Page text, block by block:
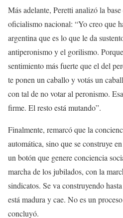
Más adelante, Peretti analizó la
oficialismo nacional: “Yo creo que
argentina que es lo que le da
antiperonismo y el gorilismo.
sentimiento más fuerte que el del
te ponen un caballo y votás un
con tal de no votar al peronismo.
firme. El resto está mutando”.
Finalmente, remarcó que la
automática, sino que se construye
un botón que genere conciencia
marcha de los jubilados, con la
sindicatos. Se va construyendo
está madura y cae. No es un
concluyó.